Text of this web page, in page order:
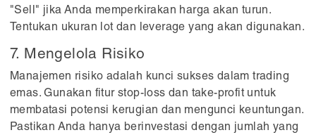
"Sell" jika Anda memperkirakan harga akan turun.
Tentukan ukuran lot dan leverage yang akan digunakan.
7. Mengelola Risiko
Manajemen risiko adalah kunci sukses dalam trading
emas. Gunakan fitur stop-loss dan take-profit untuk
membatasi potensi kerugian dan mengunci keuntungan.
Pastikan Anda hanya berinvestasi dengan jumlah yang